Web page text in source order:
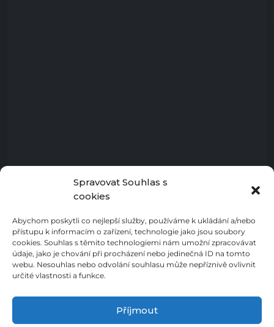
Spravovat Souhlas s
cookies
Abychom poskytli co nejlepší služby, používáme k ukládání a/nebo
přístupu k informacím o zařízení, technologie jako jsou soubory
cookies. Souhlas s těmito technologiemi nám umožní zpracovávat
údaje, jako je chování při procházení nebo jedinečná ID na tomto
webu. Nesouhlas nebo odvolání souhlasu může nepříznivě ovlivnit
určité vlastnosti a funkce.
Příjmout